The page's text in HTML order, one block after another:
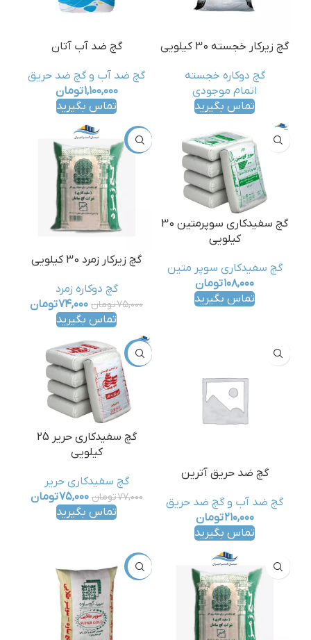
گچ زیرکار خجسته 30 کیلویی
گچ دوکاره خجسته
اتمام موجودی
تماس بگیرید
گچ ضد آب آتان
گچ ضد آب و گچ ضد حریق
۱,۱۰۰,۰۰۰تومان
تماس بگیرید
گچ سفیدکاری سوپرمتین 30
کیلویی
گچ سفیدکاری سوپر متین
۱۰۸,۰۰۰تومان
تماس بگیرید
-1%
گچ زیرکار زمرد 30 کیلویی
گچ دوکاره زمرد
۷۵,۰۰۰تومان ۷۴,۰۰۰تومان
تماس بگیرید
گچ ضد حریق آترین
گچ ضد آب و گچ ضد حریق
۲۱۰,۰۰۰تومان
تماس بگیرید
-3%
گچ سفیدکاری حریر 25
کیلویی
گچ سفیدکاری حریر
۷۷,۰۰۰تومان ۷۵,۰۰۰تومان
تماس بگیرید
-4%